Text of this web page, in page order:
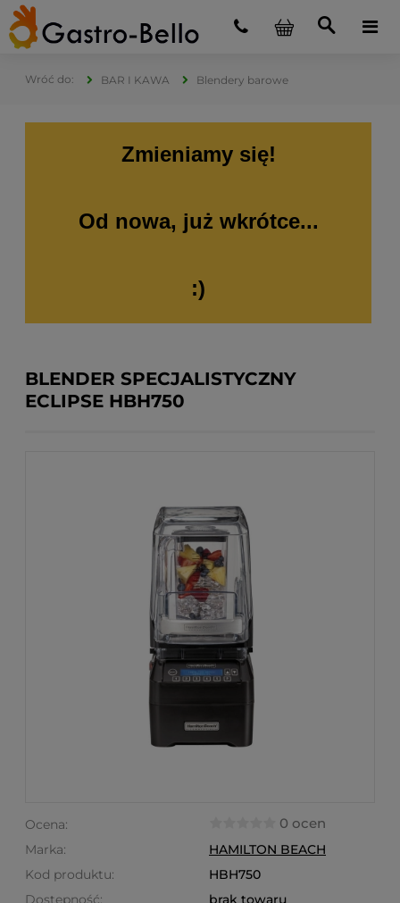
BAR I KAWA Blendery barowe
Zmieniamy się!
Od nowa, już wkrótce...
:)
BLENDER SPECJALISTYCZNY
ECLIPSE HBH750
Ocena: 0 ocen
Marka:
HAMILTON BEACH
Kod produktu:
HBH750
Dostępność:
brak towaru